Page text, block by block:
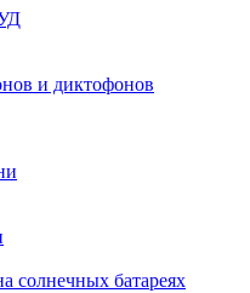
и диктофонов
солнечных батареях